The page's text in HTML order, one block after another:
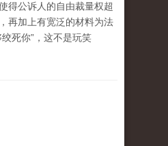
得公诉人的自由裁量权超
再加上有宽泛的材料为法
死你”，这不是玩笑